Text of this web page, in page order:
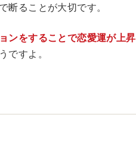
ることが大切です。
ンをすることで恋愛運が上昇
ですよ。